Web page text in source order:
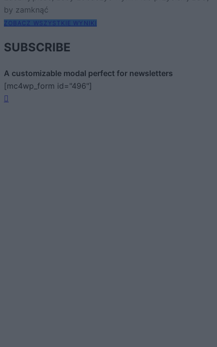
by zamknąć
ZOBACZ WSZYSTKIE WYNIKI
SUBSCRIBE
A customizable modal perfect for newsletters
[mc4wp_form id="496"]